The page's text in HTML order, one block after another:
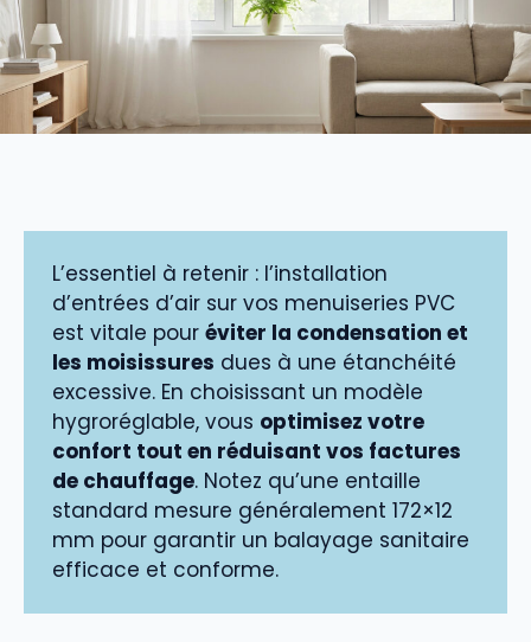
L’essentiel à retenir : l’installation
d’entrées d’air sur vos menuiseries PVC
est vitale pour éviter la condensation et
les moisissures dues à une étanchéité
excessive. En choisissant un modèle
hygroréglable, vous optimisez votre
confort tout en réduisant vos factures
de chauffage. Notez qu’une entaille
standard mesure généralement 172×12
mm pour garantir un balayage sanitaire
efficace et conforme.